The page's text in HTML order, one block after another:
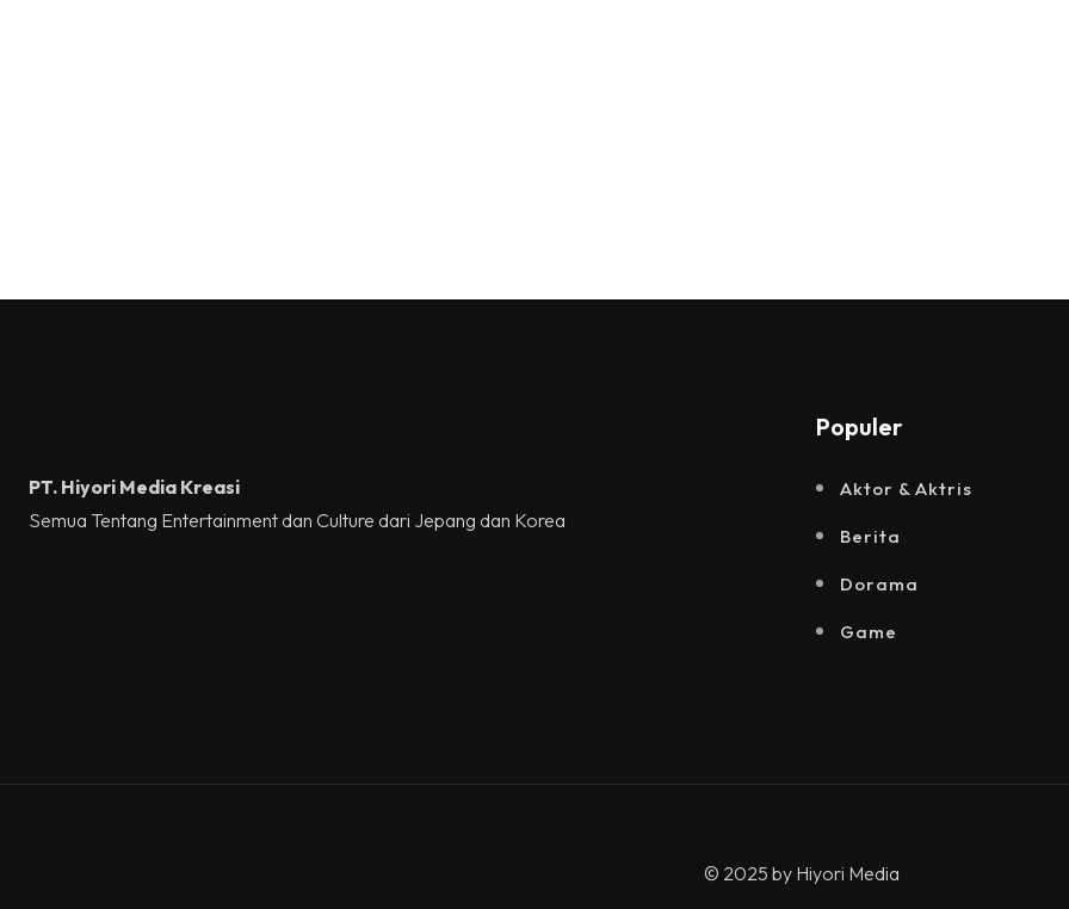
PT. Hiyori Media Kreasi
Semua Tentang Entertainment dan Culture dari Jepang dan Korea
Populer
Aktor & Aktris
Berita
Dorama
Game
© 2025 by Hiyori Media